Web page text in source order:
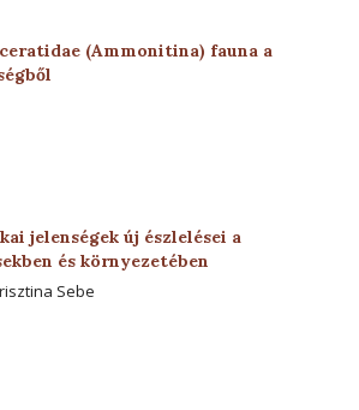
(Ammonitina) fauna a
jelenségek új észlelései a
és környezetében
Sebe